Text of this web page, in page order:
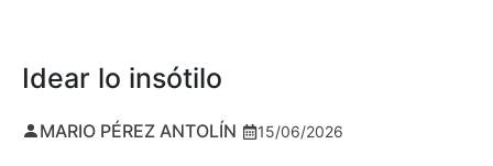
Idear lo insótilo
MARIO PÉREZ ANTOLÍN 15/06/2026